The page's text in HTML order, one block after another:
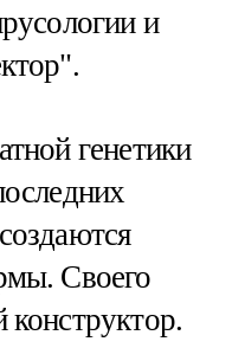
и
генетики
Своего